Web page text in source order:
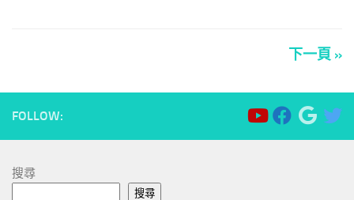
下一頁 »
FOLLOW:
搜尋
搜尋